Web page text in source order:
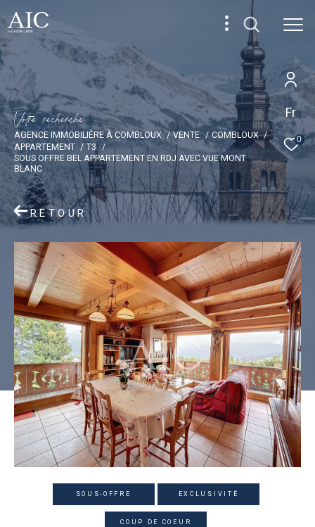
Fr
0
Votre recherche
AGENCE IMMOBILIÈRE À COMBLOUX VENTE
COMBLOUX
APPARTEMENT
T3
SOUS OFFRE BEL APPARTEMENT EN RDJ AVEC VUE MONT
BLANC
RETOUR
SOUS-OFFRE EXCLUSIVITÉ
COUP DE COEUR